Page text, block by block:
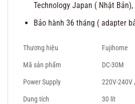
Technology Japan ( Nhật
Bảo hành 36 tháng ( adapter
Thương hiệu
Fujihome
Mã sản phẩm
DC-30M
Power Supply
220V-240V
Dung tích
30 lít